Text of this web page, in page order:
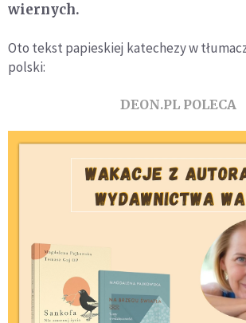
wiernych.
Oto tekst papieskiej katechezy w
polski:
DEON.PL POLECA